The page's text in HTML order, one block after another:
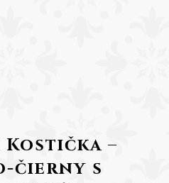
Kostička –
čierny s